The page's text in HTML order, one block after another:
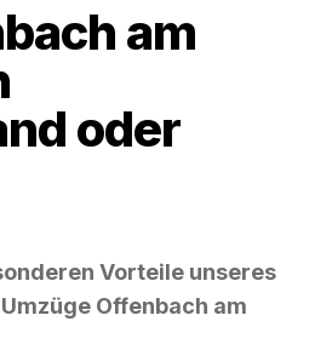
am
oder
Vorteile unseres
Offenbach am